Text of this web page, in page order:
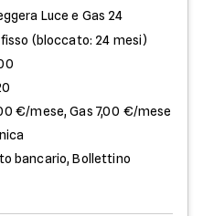
Luce e Gas 24
(bloccato: 24 mesi)
€/mese, Gas 7,00 €/mese
bancario, Bollettino